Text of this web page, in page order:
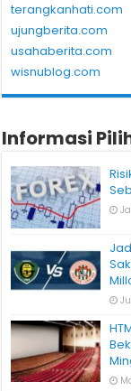
terangkanhati.com
ujungberita.com
usahaberita.com
wisnublog.com
Informasi